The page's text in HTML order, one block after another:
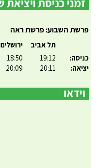
פרשת השבוע: פרשת ראה
כניסה:
יציאה:
תל אביב
19:12
20:11
ירושלים
18:50
20:09